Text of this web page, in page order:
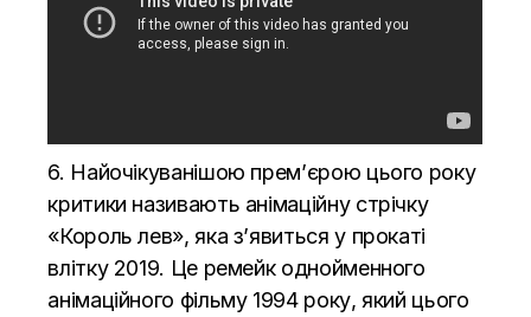
6. Найочікуванішою прем’єрою цього року
критики називають анімаційну стрічку
«Король лев», яка з’явиться у прокаті
влітку 2019. Це ремейк однойменного
анімаційного фільму 1994 року, який цього